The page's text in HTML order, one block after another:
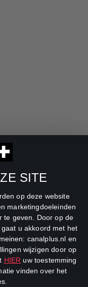
SITE
op deze website
marketingdoeleinden
te geven. Door op de
u akkoord met het
canalplus.nl en
wijzigen door op
HIER uw toestemming
vinden over het
Channel